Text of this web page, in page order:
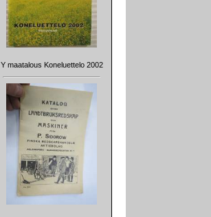
Y maatalous Koneluettelo 2002